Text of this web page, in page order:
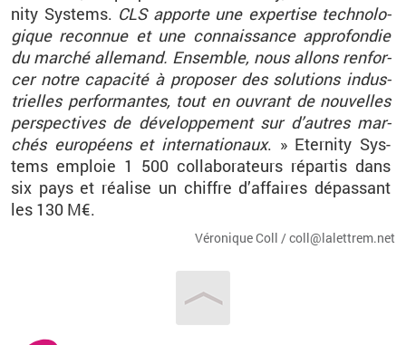
nity Sys­tems. CLSap­porte une ex­per­tise tech­no­lo­
gique re­con­nue et une connais­sance ap­pro­fon­die
du mar­ché al­le­mand. En­semble, nous al­lons ren­for­
cer notre ca­pa­cité à pro­po­ser des so­lu­tions in­dus­
trielles per­for­mantes, tout en ou­vrant de nou­velles
pers­pec­tives de dé­ve­lop­pe­ment sur d’autres mar­
chés eu­ro­péens et in­ter­na­tio­naux. » Eter­nity Sys­
tems em­ploie 1 500 col­la­bo­ra­teurs ré­par­tis dans
six pays et réa­lise un chiffre d’af­faires dé­pas­sant
les 130 M€.
Vé­ro­nique Coll / coll@​la­let­trem.​net